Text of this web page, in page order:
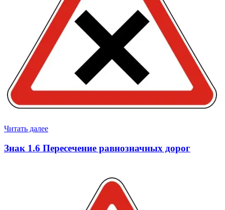
Читать далее
Знак 1.6 Пересечение равнозначных дорог